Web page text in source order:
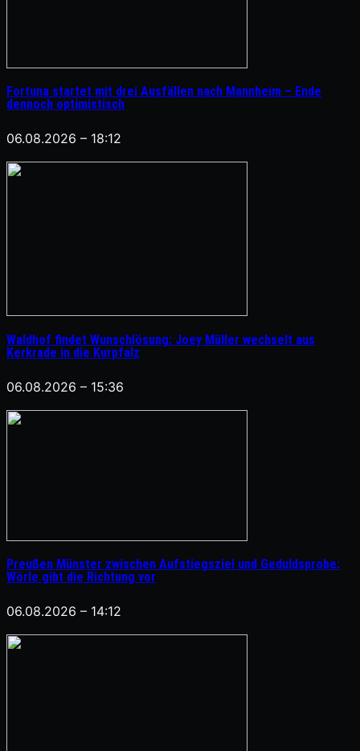
Fortuna startet mit drei Ausfällen nach Mannheim – Ende
dennoch optimistisch
06.08.2026 – 18:12
Waldhof findet Wunschlösung: Joey Müller wechselt aus
Kerkrade in die Kurpfalz
06.08.2026 – 15:36
Preußen Münster zwischen Aufstiegsziel und Geduldsprobe:
Wörle gibt die Richtung vor
06.08.2026 – 14:12